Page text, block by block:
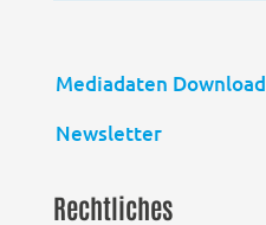
Mediadaten Download
Newsletter
Rechtliches